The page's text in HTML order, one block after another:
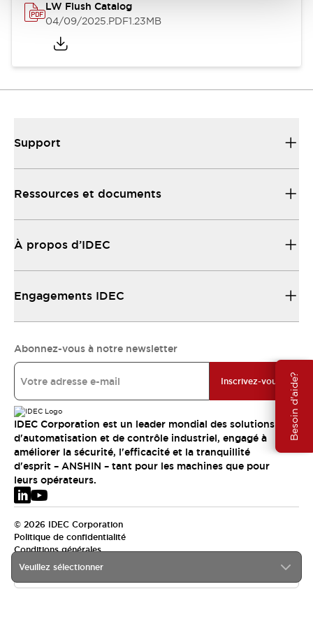
Besoin d'aide?
LW Flush Catalog
04/09/2025.PDF1.23MB
Veuillez sélectionner
Support
Ressources et documents
À propos d’IDEC
Engagements IDEC
Abonnez-vous à notre newsletter
Inscrivez-vous
IDEC Corporation est un leader mondial des solutions
d'automatisation et de contrôle industriel, engagé à
améliorer la sécurité, l'efficacité et la tranquillité
d'esprit – ANSHIN – tant pour les machines que pour
leurs opérateurs.
© 2026 IDEC Corporation
Politique de confidentialité
Conditions générales
EMEA